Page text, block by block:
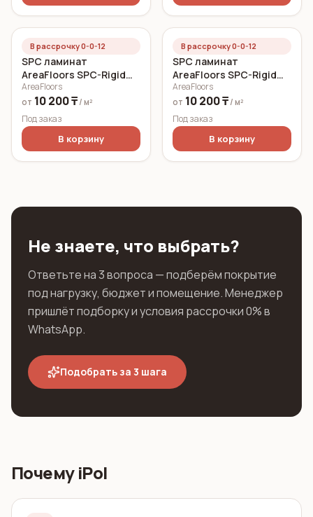
В рассрочку 0-0-12
SPC ламинат
AreaFloors SPC-Rigid
Click Весенний дуб
750x150 5 мм
AreaFloors
от 10 200 ₸ / м²
Под заказ
В корзину
В рассрочку 0-0-12
SPC ламинат
AreaFloors SPC-Rigid
Click Осенний дуб
750x150 5 мм
AreaFloors
от 10 200 ₸ / м²
Под заказ
В корзину
Не знаете, что выбрать?
Ответьте на 3 вопроса — подберём покрытие
под нагрузку, бюджет и помещение. Менеджер
пришлёт подборку и условия рассрочки 0% в
WhatsApp.
Подобрать за 3 шага
Почему iPol